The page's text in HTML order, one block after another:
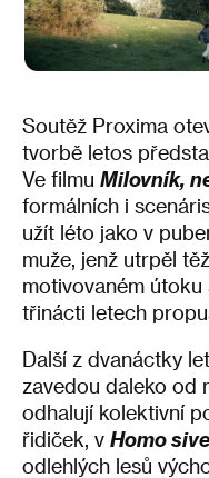
Soutěž Proxima
tvorbě letos
Ve filmu Milovník,
formálních i
užít léto jako v
muže, jenž utrpěl
motivovaném
třinácti letech
Další z dvanáctky
zavedou daleko od
odhalují kolektivní
řidiček, v Homo
odlehlých lesů